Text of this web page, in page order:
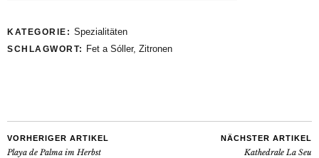
KATEGORIE: Spezialitäten
SCHLAGWORT: Fet a Sóller, Zitronen
VORHERIGER ARTIKEL
Playa de Palma im Herbst
NÄCHSTER ARTIKEL
Kathedrale La Seu